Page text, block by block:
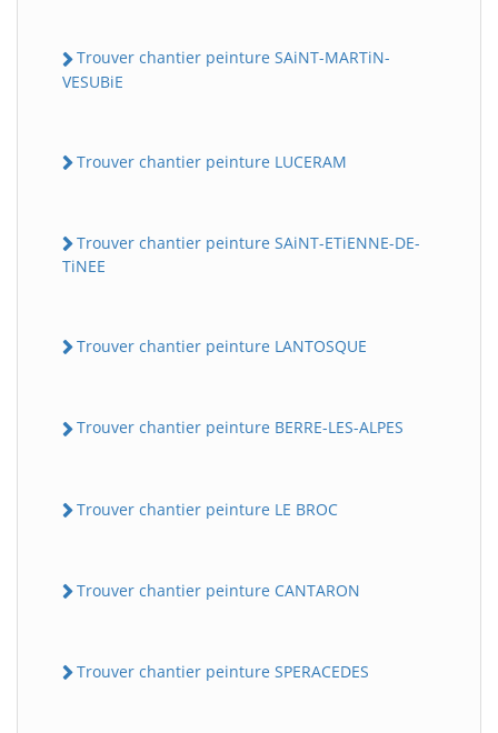
Trouver chantier peinture SAiNT-MARTiN-
VESUBiE
Trouver chantier peinture LUCERAM
Trouver chantier peinture SAiNT-ETiENNE-DE-
TiNEE
Trouver chantier peinture LANTOSQUE
Trouver chantier peinture BERRE-LES-ALPES
Trouver chantier peinture LE BROC
Trouver chantier peinture CANTARON
Trouver chantier peinture SPERACEDES